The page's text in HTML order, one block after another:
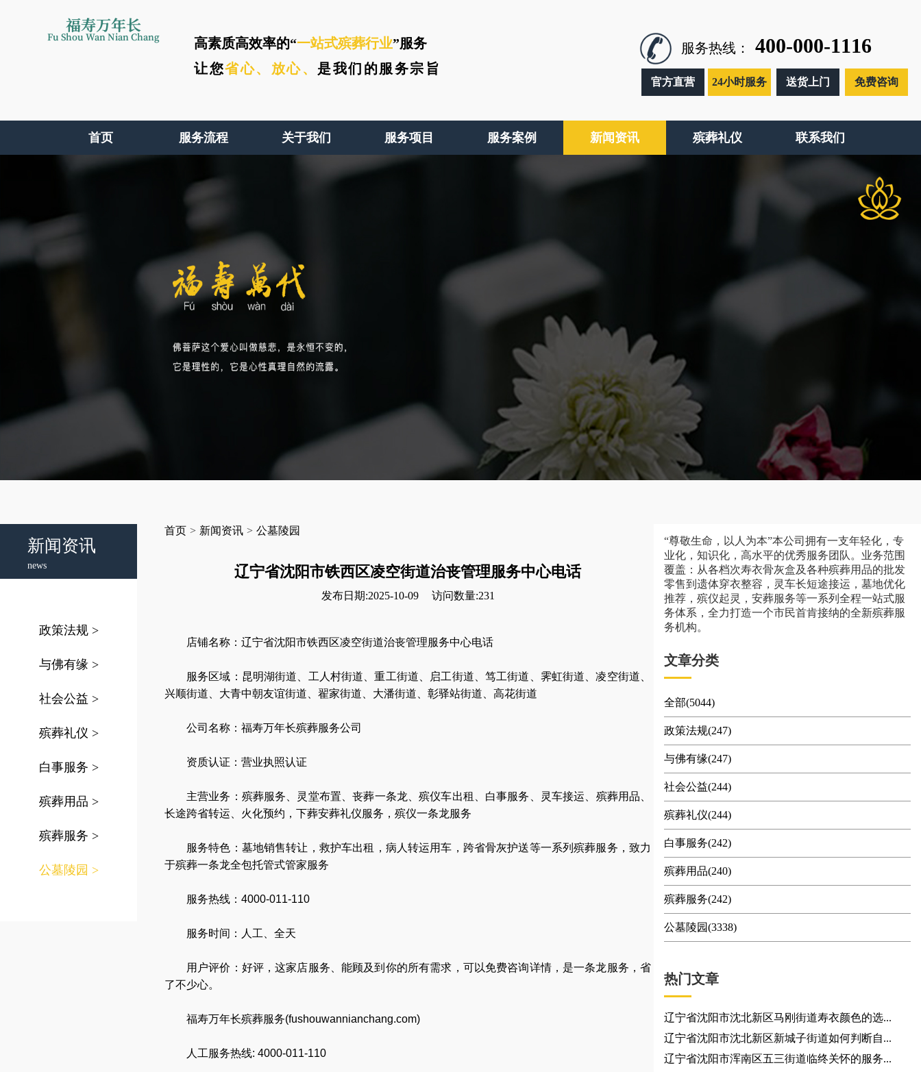
福寿万年长
Fu Shou Wan Nian Chang 高素质高效率的“一站式殡葬行业”服务
让您省心、 放心、 是我们的服务宗旨
服务热线： 400-000-1116
官方直营 24小时服务 送货上门 免费咨询
首页 服务流程 关于我们 服务项目 服务案例 新闻资讯 殡葬礼仪 联系我们
新闻资讯
news
政策法规 >
与佛有缘 >
社会公益 >
殡葬礼仪 >
白事服务 >
殡葬用品 >
殡葬服务 >
公墓陵园 >
首页 > 新闻资讯 > 公墓陵园
辽宁省沈阳市铁西区凌空街道治丧管理服务中心电话
发布日期:2025-10-09 访问数量:231
店铺名称：辽宁省沈阳市铁西区凌空街道治丧管理服务中心电话
服务区域： 昆明湖街道、工人村街道、重工街道、启工街道、笃工街道、霁虹街道、凌空街道、
兴顺街道、大青中朝友谊街道、翟家街道、大潘街道、彰驿站街道、高花街道
公司名称： 福寿万年长殡葬服务公司
资质认证：营业执照认证
主营业务： 殡葬服务 灵堂布置 、丧葬一条龙 、殡仪车出租 白事服务 灵车接运 殡葬用品
长途跨省转运
火化预约 ， 下葬安葬礼仪服务 ， 殡仪一条龙服务
服务特色： 墓地销售转让 ， 救护车出租 ， 病人转运用车 ， 跨省骨灰护送等一系列殡葬服务， 致力
于殡葬一条龙全包托管式管家服务
服务热线：4000-011-110
服务时间：人工、全天
用户评价：好评，这家店服务、能顾及到你的所有需求，可以免费咨询详情，是一条龙服务，省
了不少心。
福寿万年长殡葬服务(fushouwannianchang.com)
人工服务热线: 4000-011-110
“尊敬生命，以人为本”本公司拥有一支年轻化，专
业化，知识化，高水平的优秀服务团队。业务范围
覆盖：从各档次寿衣骨灰盒及各种殡葬用品的批发
零售到遗体穿衣整容，灵车长短途接运，墓地优化
推荐，殡仪起灵，安葬服务等一系列全程一站式服
务体系，全力打造一个市民首肯接纳的全新殡葬服
务机构。
文章分类
全部(5044)
政策法规(247)
与佛有缘(247)
社会公益(244)
殡葬礼仪(244)
白事服务(242)
殡葬用品(240)
殡葬服务(242)
公墓陵园(3338)
热门文章
辽宁省沈阳市沈北新区马刚街道寿衣颜色的选...
辽宁省沈阳市沈北新区新城子街道如何判断自...
辽宁省沈阳市浑南区五三街道临终关怀的服务...